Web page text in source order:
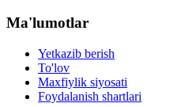
Ma'lumotlar
Yetkazib berish
To'lov
Maxfiylik siyosati
Foydalanish shartlari